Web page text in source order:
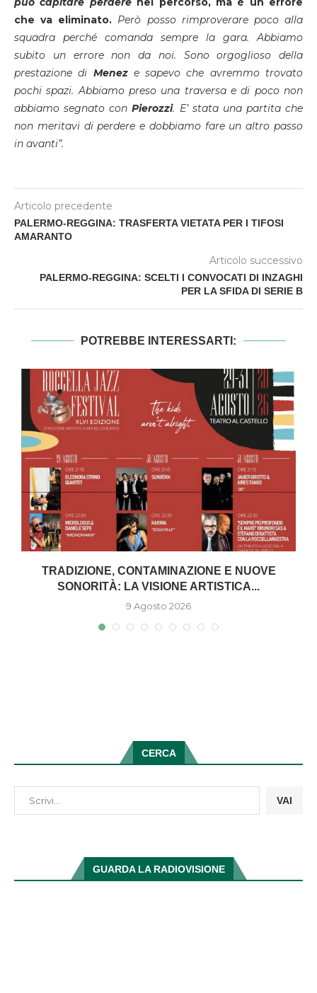
che va eliminato. Però posso rimproverare poco alla
squadra perché comanda sempre la gara. Abbiamo
subito un errore non da noi. Sono orgoglioso della
prestazione di Meneze sapevo che avremmo trovato
pochi spazi. Abbiamo preso una traversa e di poco non
abbiamo segnato conPierozzi. E’ stata una partita che
non meritavi di perdere e dobbiamo fare un altro passo
in avanti”.
Articolo precedente
PALERMO-REGGINA: TRASFERTA VIETATA PER I TIFOSI
AMARANTO
Articolo successivo
PALERMO-REGGINA: SCELTI I CONVOCATI DI INZAGHI
PER LA SFIDA DI SERIE B
POTREBBE INTERESSARTI:
TRADIZIONE, CONTAMINAZIONE E NUOVE
SONORITÀ: LA VISIONE ARTISTICA...
9 Agosto 2026
CERCA
VAI
GUARDA LA RADIOVISIONE